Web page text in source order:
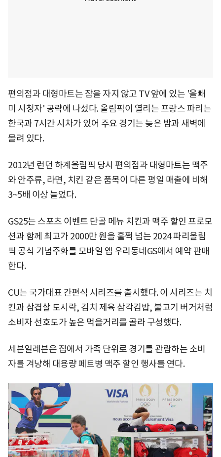
편의점과 대형마트는 잠을 자지 않고 TV 앞에 있는 '올빼
미 시청자' 공략에 나섰다. 올림픽이 열리는 프랑스 파리는
한국과 7시간 시차가 있어 주요 경기는 늦은 밤과 새벽에
몰려 있다.
2012년 런던 하계올림픽 당시 편의점과 대형마트는 맥주
와 안주류, 라면, 치킨 같은 품목이 다른 평일 매출에 비해
3~5배 이상 늘었다.
GS25는 스포츠 이벤트 단골 메뉴 치킨과 맥주 할인 프로모
션과 함께 최고가 2000만 원을 훌쩍 넘는 2024 파리올림
픽 공식 기념주화를 모바일 앱 우리동네GS에서 예약 판매
한다.
CU는 국가대표 간편식 시리즈를 출시했다. 이 시리즈는 치
킨과 삼겹살 도시락, 김치 제육 삼각김밥, 불고기 버거처럼
소비자 선호도가 높은 먹을거리를 골라 구성했다.
세븐일레븐은 집에서 가족 단위로 경기를 관람하는 소비
자를 겨냥해 대용량 페트병 맥주 할인 행사를 연다.